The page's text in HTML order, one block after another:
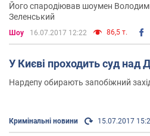
Його спародіював шоумен
Зеленський
Шоу 16.07.2017 12:22 86,5 т.
У Києві проходить суд над
Нардепу обирають запобіжний
Кримінальні новини 15.07.2017